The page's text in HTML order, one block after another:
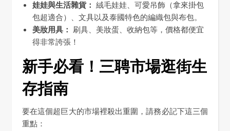
娃娃與生活雜貨： 絨毛娃娃、可愛吊飾（拿來掛包
包超適合）、文具以及泰國特色的編織包與布包。
美妝用具： 刷具、美妝蛋、收納包等，價格都便宜
得非常誇張！
新手必看！三聘市場逛街生
存指南
要在這個超巨大的市場裡殺出重圍，請務必記下這三個
重點：